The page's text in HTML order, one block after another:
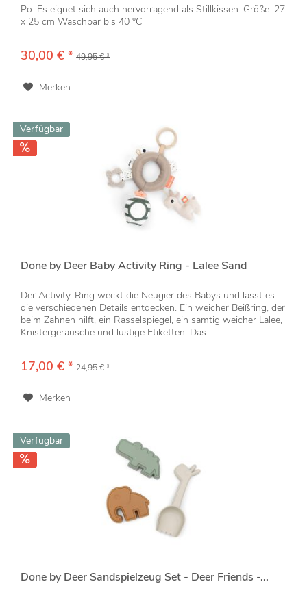
Po. Es eignet sich auch hervorragend als Stillkissen. Größe: 27
x 25 cm Waschbar bis 40 °C
30,00 € * 49,95 € *
Merken
Verfügbar
Done by Deer Baby Activity Ring - Lalee Sand
Der Activity-Ring weckt die Neugier des Babys und lässt es
die verschiedenen Details entdecken. Ein weicher Beißring, der
beim Zahnen hilft, ein Rasselspiegel, ein samtig weicher Lalee,
Knistergeräusche und lustige Etiketten. Das...
17,00 € * 24,95 € *
Merken
Verfügbar
Done by Deer Sandspielzeug Set - Deer Friends -...